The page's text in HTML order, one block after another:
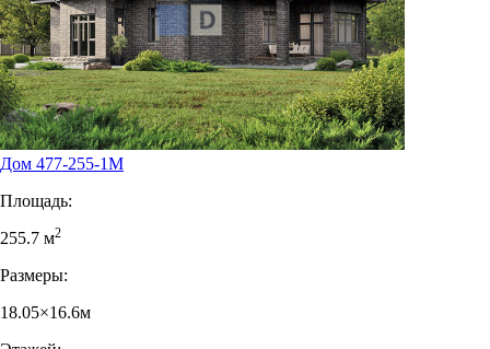
Дом 477-255-1М
Площадь:
255.7 м2
Размеры:
18.05×16.6м